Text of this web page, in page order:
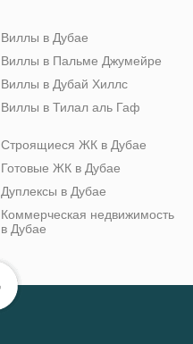
Виллы в Дубае
Виллы в Пальме Джумейре
Виллы в Дубай Хиллс
Виллы в Тилал аль Гаф
Строящиеся ЖК в Дубае
Готовые ЖК в Дубае
Дуплексы в Дубае
Коммерческая недвижимость
в Дубае